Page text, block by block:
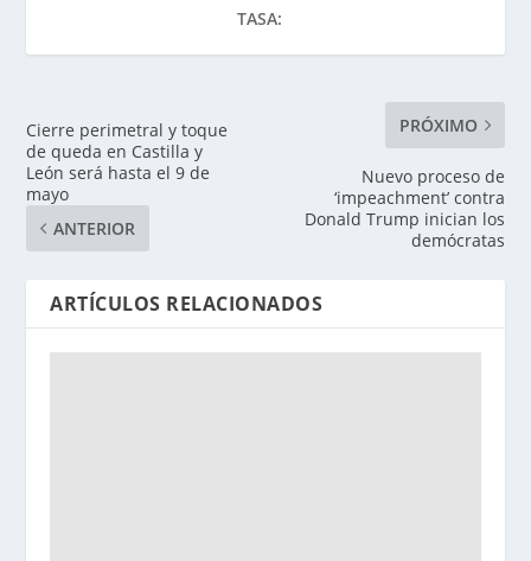
TASA:
Cierre perimetral y toque
de queda en Castilla y
León será hasta el 9 de
mayo
ANTERIOR
PRÓXIMO
Nuevo proceso de
‘impeachment’ contra
Donald Trump inician los
demócratas
ARTÍCULOS RELACIONADOS